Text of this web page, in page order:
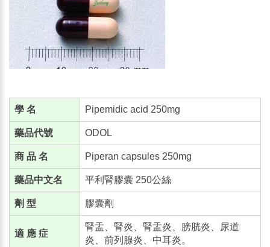
學 名 Pipemidic acid 250mg
藥品代號 ODOL
商 品 名 Piperan capsules 250mg
藥品中文名 平利腎膠囊 250公絲
劑 型 膠囊劑
適 應 症
腎盂、腎炎、腎盂炎、膀胱炎、尿道
炎、前列腺炎、中耳炎。